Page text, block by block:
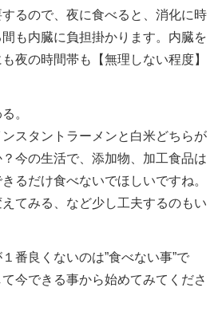
るので、夜に食べると、消化に時
も内臓に負担掛かります。内臓を
夜の時間帯も【無理しない程度】
。
スタントラーメンと白米どちらが
今の生活で、添加物、加工食品は
るだけ食べないでほしいですね。
てみる、など少し工夫するのもい
番良くないのは”食べない事”で
今できる事から始めてみてくださ